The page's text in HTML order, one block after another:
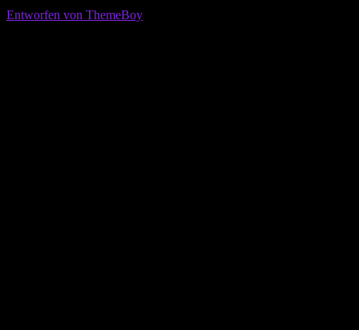
Entworfen von ThemeBoy